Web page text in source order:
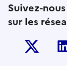
Suivez-nous
sur les